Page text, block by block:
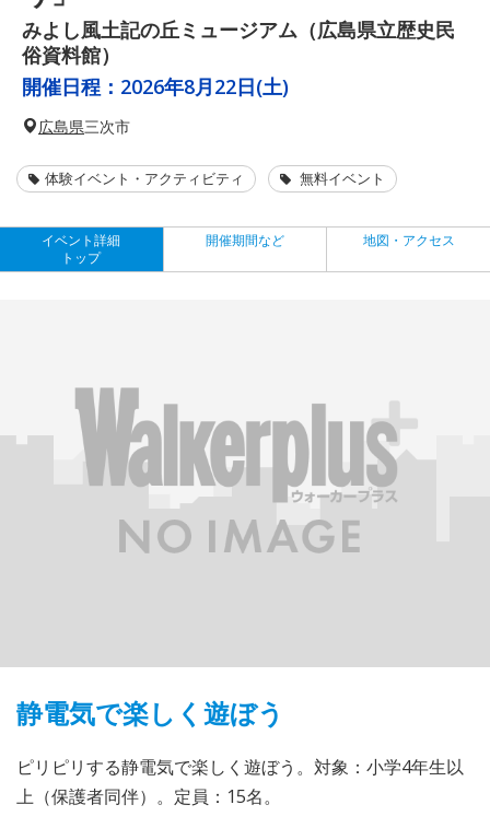
みよし風土記の丘ミュージアム（広島県立歴史民
俗資料館）
開催日程： 2026年8月22日(土)
広島県三次市
体験イベント・アクティビティ 無料イベント
イベント詳細
トップ
開催期間など 地図・アクセス
静電気で楽しく遊ぼう
ピリピリする静電気で楽しく遊ぼう。対象：小学4年生以
上（保護者同伴）。定員：15名。